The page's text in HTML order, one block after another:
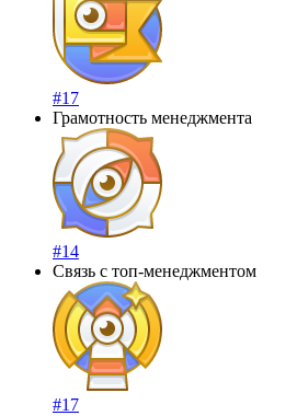
#17
Грамотность менеджмента
#14
Связь с топ-менеджментом
#17